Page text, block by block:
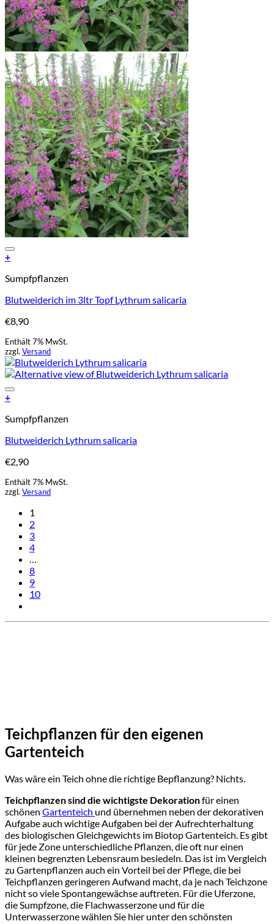
+
Sumpfpflanzen
Blutweiderich im 3ltr Topf Lythrum salicaria
€8,90
Enthält 7% MwSt.
zzgl. Versand
+
Sumpfpflanzen
Blutweiderich Lythrum salicaria
€2,90
Enthält 7% MwSt.
zzgl. Versand
1
2
3
4
…
8
9
10
Teichpflanzen für den eigenen
Gartenteich
Was wäre ein Teich ohne die richtige Bepflanzung? Nichts.
Teichpflanzen sind die wichtigste Dekorationfür einen
schönen Gartenteich und übernehmen neben der dekorativen
Aufgabe auch wichtige Aufgaben bei der Aufrechterhaltung
des biologischen Gleichgewichts im Biotop Gartenteich. Es gibt
für jede Zone unterschiedliche Pflanzen, die oft nur einen
kleinen begrenzten Lebensraum besiedeln. Das ist im Vergleich
zu Gartenpflanzen auch ein Vorteil bei der Pflege, die bei
Teichpflanzen geringeren Aufwand macht, da je nach Teichzone
nicht so viele Spontangewächse auftreten. Für die Uferzone,
die Sumpfzone, die Flachwasserzone und für die
Unterwasserzone wählen Sie hier unter den schönsten